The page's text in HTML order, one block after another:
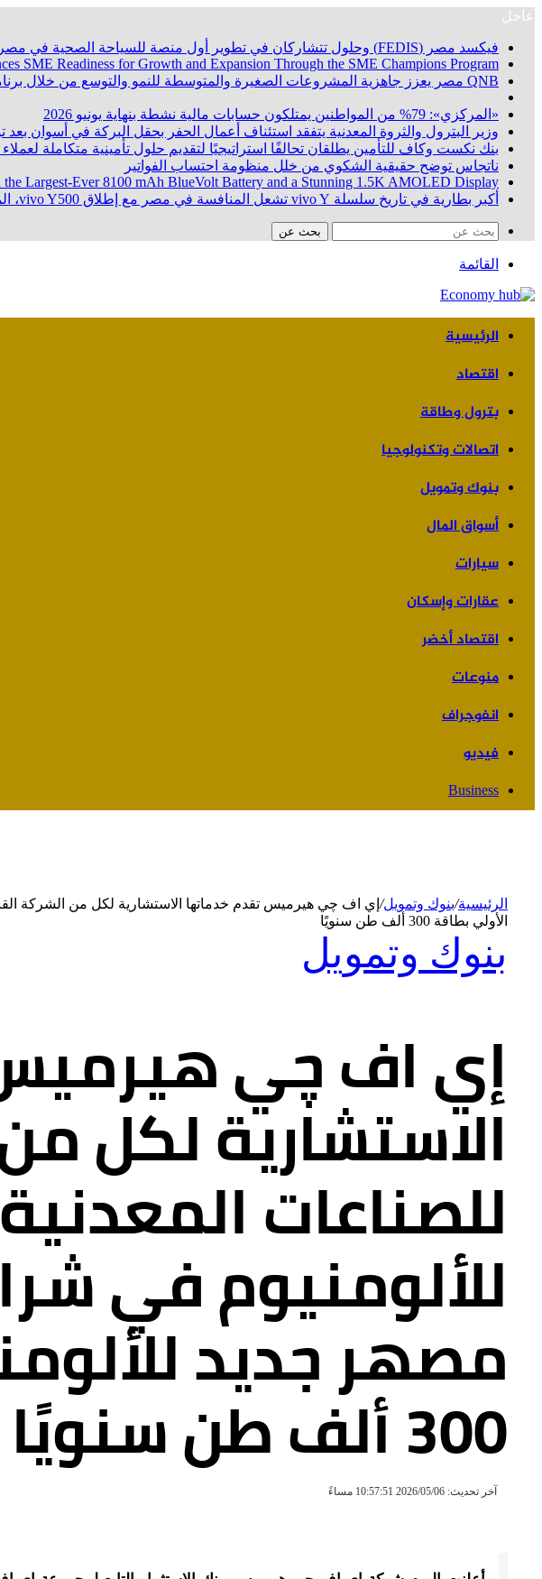
عاجل
فيكسد مصر (FEDIS) وحلول تتشاركان في تطوير أول منصة للسياحة الصحية في مصر والشرق الأوسط وأفريقيا.. «Tour4Cure» تدعم رؤية الدولة لتحويل مصر إلى مركز عالمي للعلاج والاستشفاء
SME Readiness for Growth and Expansion Through the SME Champions Program
QNB مصر يعزز جاهزية المشروعات الصغيرة والمتوسطة للنمو والتوسع من خلال برنامج أبطال المشروعات الصغيرة والمتوسطة
«المركزي»: 79% من المواطنين يمتلكون حسابات مالية نشطة بنهاية يونيو 2026
وزير البترول والثروة المعدنية يتفقد استئناف أعمال الحفر بحقل البركة في أسوان بعد توقف منذ عام 2022.. ويؤكد: كامل الاهتمام لوضع صعيد مصر على
بنك نكست وكاف للتأمين يطلقان تحالفًا استراتيجيًا لتقديم حلول تأمينية متكاملة لعملاء
ناتجاس توضح حقيقية الشكوي من خلل منظومة احتساب الفواتير
Largest-Ever 8100 mAh BlueVolt Battery and a Stunning 1.5K AMOLED Display
أكبر بطارية في تاريخ سلسلة vivo Y تشعل المنافسة في مصر مع إطلاق vivo Y500، المزود ببطارية BlueVolt رائدة بسعة 8100 مللي أمبير
بحث عن
القائمة
الرئيسية
اقتصاد
بترول وطاقة
اتصالات وتكنولوجيا
بنوك وتمويل
أسواق المال
سيارات
عقارات وإسكان
اقتصاد أخضر
منوعات
انفوجراف
فيديو
Business
الرئيسية/بنوك وتمويل/ إي اف چي هيرميس تقدم خدماتها الاستشارية لكل من الشركة
الأولي بطاقة 300 ألف طن سنويًا
بنوك وتمويل
إي اف چي
الاستشارية لكل
للصناعات
للألومنيوم في
مصهر جديد
300 ألف طن سنويًا
آخر تحديث: 2026/05/06 10:57:51 مساءً